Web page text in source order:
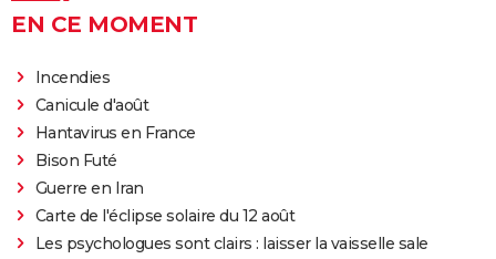
EN CE MOMENT
Incendies
Canicule d'août
Hantavirus en France
Bison Futé
Guerre en Iran
Carte de l'éclipse solaire du 12 août
Les psychologues sont clairs : laisser la vaisselle sale